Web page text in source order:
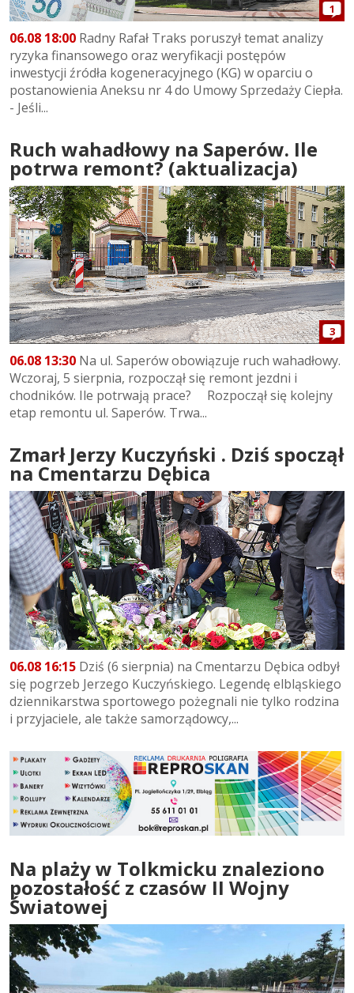
1
06.08 18:00 Radny Rafał Traks poruszył temat analizy
ryzyka finansowego oraz weryfikacji postępów
inwestycji źródła kogeneracyjnego (KG) w oparciu o
postanowienia Aneksu nr 4 do Umowy Sprzedaży Ciepła.
- Jeśli...
Ruch wahadłowy na Saperów. Ile
potrwa remont? (aktualizacja)
3
06.08 13:30 Na ul. Saperów obowiązuje ruch wahadłowy.
Wczoraj, 5 sierpnia, rozpoczął się remont jezdni i
chodników. Ile potrwają prace? Rozpoczął się kolejny
etap remontu ul. Saperów. Trwa...
Zmarł Jerzy Kuczyński . Dziś spoczął
na Cmentarzu Dębica
06.08 16:15 Dziś (6 sierpnia) na Cmentarzu Dębica odbył
się pogrzeb Jerzego Kuczyńskiego. Legendę elbląskiego
dziennikarstwa sportowego pożegnali nie tylko rodzina
i przyjaciele, ale także samorządowcy,...
Na plaży w Tolkmicku znaleziono
pozostałość z czasów II Wojny
Światowej